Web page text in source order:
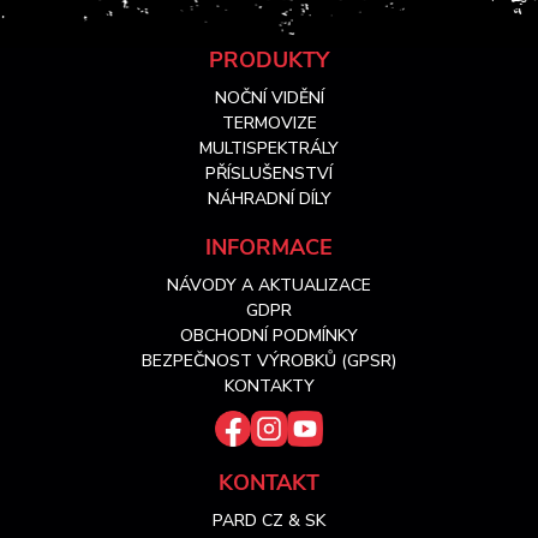
PRODUKTY
NOČNÍ VIDĚNÍ
TERMOVIZE
MULTISPEKTRÁLY
PŘÍSLUŠENSTVÍ
NÁHRADNÍ DÍLY
INFORMACE
NÁVODY A AKTUALIZACE
GDPR
OBCHODNÍ PODMÍNKY
BEZPEČNOST VÝROBKŮ (GPSR)
KONTAKTY
KONTAKT
PARD CZ & SK